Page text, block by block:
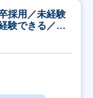
採用／未経験
験できる／研